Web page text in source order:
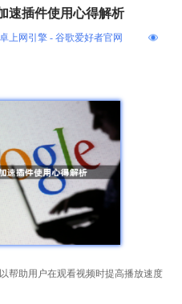
速插件使用心得解析
上网引擎 - 谷歌爱好者官网
帮助用户在观看视频时提高播放速度